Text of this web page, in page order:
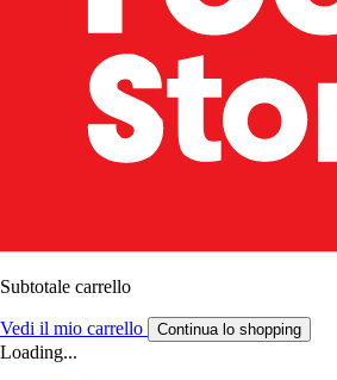
Subtotale carrello
Vedi il mio carrello Continua lo shopping
Loading...